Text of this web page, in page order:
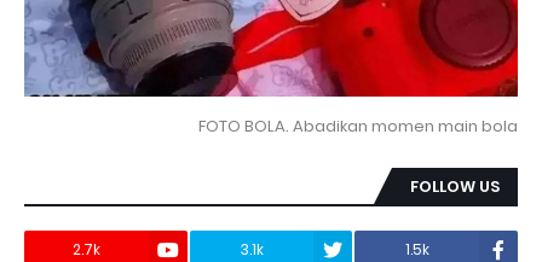
FOTO BOLA. Abadikan momen main bola
FOLLOW US
1.5k
3.1k
2.7k